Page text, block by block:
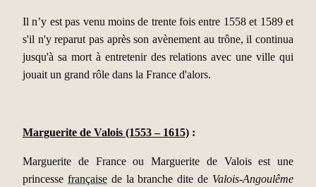
Il n’y est pas venu moins de trente fois entre 1558 et 1589 et
s'il n'y reparut pas après son avènement au trône, il continua
jusqu'à sa mort à entretenir des relations avec une ville qui
jouait un grand rôle dans la France d'alors.
Marguerite de Valois (1553 – 1615) :
Marguerite de France ou Marguerite de Valois est une
princesse françaisede la branche dite de Valois-Angoulême